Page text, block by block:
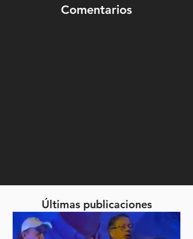
Comentarios
Últimas publicaciones